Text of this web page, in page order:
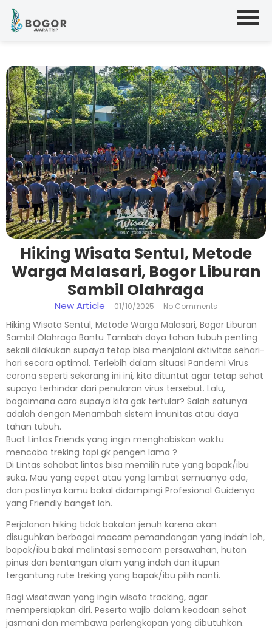
Hiking Wisata Sentul, Metode
Warga Malasari, Bogor Liburan
Sambil Olahraga
New Article 01/10/2025 No Comments
Hiking Wisata Sentul, Metode Warga Malasari, Bogor Liburan
Sambil Olahraga Bantu Tambah daya tahan tubuh penting
sekali dilakukan supaya tetap bisa menjalani aktivitas sehari-
hari secara optimal. Terlebih dalam situasi Pandemi Virus
corona seperti sekarang ini ini, kita dituntut agar tetap sehat
supaya terhindar dari penularan virus tersebut. Lalu,
bagaimana cara supaya kita gak tertular? Salah satunya
adalah dengan Menambah sistem imunitas atau daya
tahan tubuh.
Buat Lintas Friends yang ingin menghabiskan waktu
mencoba treking tapi gk pengen lama ?
Di Lintas sahabat lintas bisa memilih rute yang bapak/ibu
suka, Mau yang cepet atau yang lambat semuanya ada,
dan pastinya kamu bakal didampingi Profesional Guidenya
yang Friendly banget loh.
Perjalanan hiking tidak bakalan jenuh karena akan
disuguhkan berbagai macam pemandangan yang indah loh,
bapak/ibu bakal melintasi semacam persawahan, hutan
pinus dan bentangan alam yang indah dan itupun
tergantung rute treking yang bapak/ibu pilih nanti.
Bagi wisatawan yang ingin wisata tracking, agar
mempersiapkan diri. Peserta wajib dalam keadaan sehat
jasmani dan membawa perlengkapan yang dibutuhkan.